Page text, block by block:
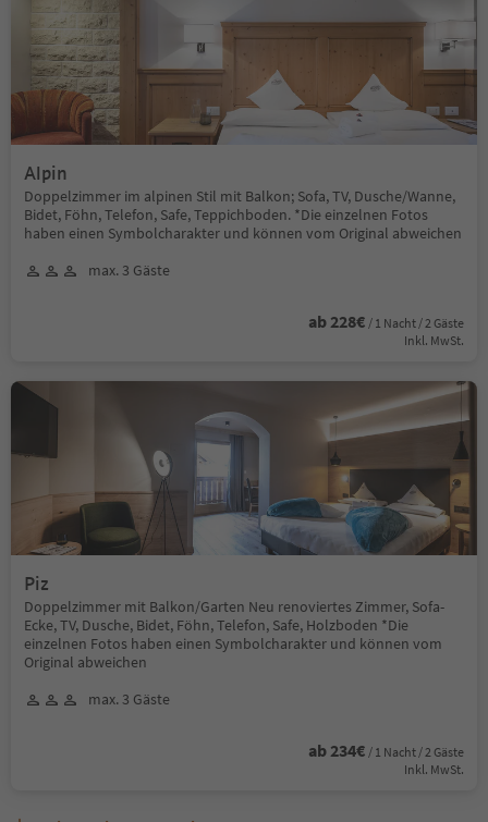
Alpin
Doppelzimmer im alpinen Stil mit Balkon; Sofa, TV, Dusche/Wanne,
Bidet, Föhn, Telefon, Safe, Teppichboden. *Die einzelnen Fotos
haben einen Symbolcharakter und können vom Original abweichen
max. 3 Gäste
ab 228€ / 1 Nacht / 2 Gäste
Inkl. MwSt.
Piz
Doppelzimmer mit Balkon/Garten Neu renoviertes Zimmer, Sofa-
Ecke, TV, Dusche, Bidet, Föhn, Telefon, Safe, Holzboden *Die
einzelnen Fotos haben einen Symbolcharakter und können vom
Original abweichen
max. 3 Gäste
ab 234€ / 1 Nacht / 2 Gäste
Inkl. MwSt.